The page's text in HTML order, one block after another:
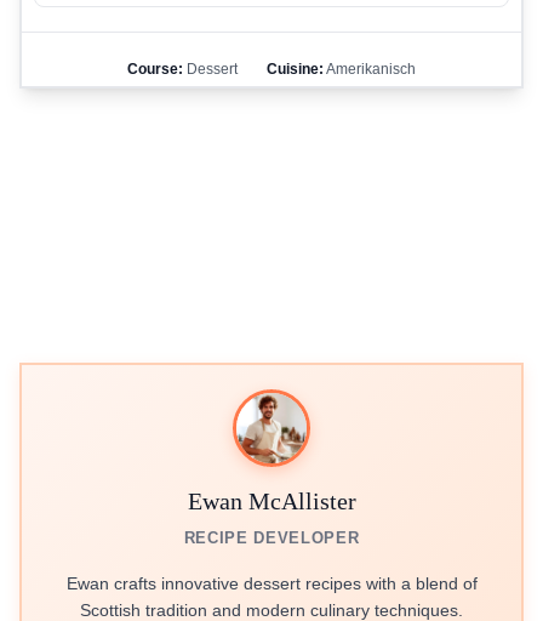
Course: Dessert Cuisine: Amerikanisch
Ewan McAllister
RECIPE DEVELOPER
Ewan crafts innovative dessert recipes with a blend of
Scottish tradition and modern culinary techniques.